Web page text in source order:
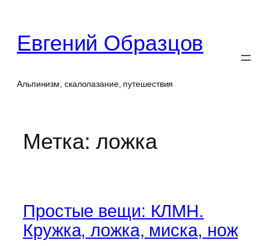
содержимому
Евгений Образцов
Альпинизм, скалолазание, путешествия
Метка:ложка
Простые вещи: КЛМН.
Кружка, ложка, миска, нож